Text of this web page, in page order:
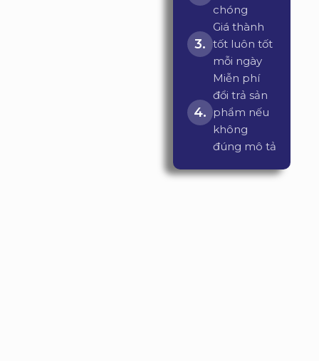
chóng
Giá thành
tốt luôn tốt
mỗi ngày
Miễn phí
đổi trả sản
phẩm nếu
không
đúng mô tả